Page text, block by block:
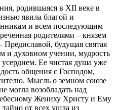
родившаяся в XII веке в
явила благой и
и всем последующим
родителями – князем
будущая святая
и духовном учении, мудрость
Ее чистая душа уже
общения с Господом,
Мысль о земном союзе
могла возобладать над
Жениху Христу и Ему
от всех ушла из